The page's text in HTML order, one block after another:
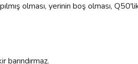
olması, yerinin boş olması,
barındırmaz.